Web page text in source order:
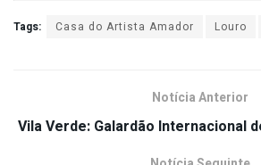
Tags: Casa do Artista Amador Louro
Notícia Anterior
Vila Verde: Galardão Internacional